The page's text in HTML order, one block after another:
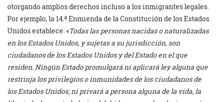
otorgando amplios derechos incluso a los inmigrantes legales.
Por ejemplo, la 14.ª Enmienda de la Constitución de los Estados
Unidos establece: «Todas las personas nacidas o naturalizadas
en los Estados Unidos, y sujetas a su jurisdicción, son
ciudadanos de los Estados Unidos y del Estado en el que
residen. Ningún Estado promulgará ni aplicará ley alguna que
restrinja los privilegios o inmunidades de los ciudadanos de
los Estados Unidos; ni privará a persona alguna de la vida, la